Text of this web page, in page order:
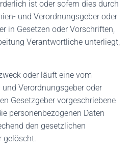
ist oder sofern dies durch
und Verordnungsgeber oder
in Gesetzen oder Vorschriften,
Verantwortliche unterliegt,
oder läuft eine vom
Verordnungsgeber oder
Gesetzgeber vorgeschriebene
personenbezogenen Daten
den gesetzlichen
gelöscht.